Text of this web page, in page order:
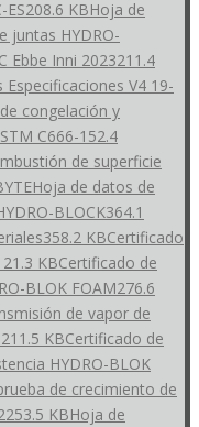
ES208.6 KBHoja de
juntas HYDRO-
Ebbe Inni 2023211.4
Especificaciones V4 19-
congelación y
C666-152.4
de superficie
Hoja de datos de
BLOCK364.1
358.2 KBCertificado
KBCertificado de
BLOK FOAM276.6
de vapor de
211.5 KBCertificado de
HYDRO-BLOK
de crecimiento de
253.5 KBHoja de